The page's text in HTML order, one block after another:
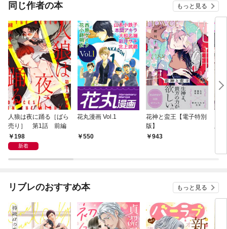
同じ作者の本 もっと見る
人狼は夜に踊る［ばら
売り］ 第1話 前編
198
新着
花丸漫画 Vol.1
550
花神と蛮王【電子特別
版】
943
版 1
リブレのおすすめ本 もっと見る